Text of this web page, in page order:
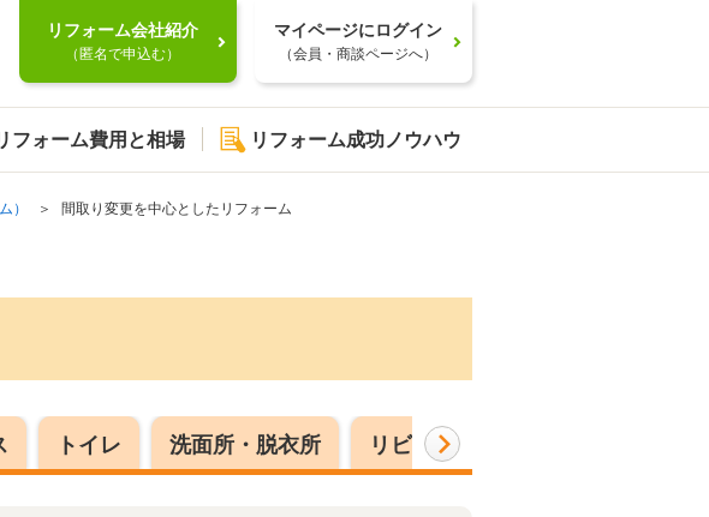
リフォーム会社紹介
（匿名で申込む）
マイページにログイン
（会員・商談ページへ）
フォーム費用と相場 リフォーム成功ノウハウ
） 間取り変更を中心としたリフォーム
トイレ 洗面所・脱衣所 リビング